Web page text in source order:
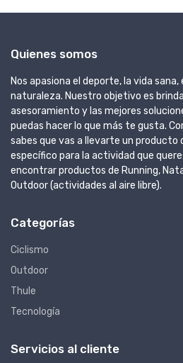
Quienes somos
Nos apasiona el deporte, la vida
naturaleza. Nuestro objetivo es
asesoramiento y las mejores
puedas hacer lo que más te gusta.
sabes que vas a llevarte un producto
específico para la actividad que
encontrar productos de Running,
Outdoor (actividades al aire libre).
Categorías
Ciclismo
Outdoor
Thule
Tecnología
Servicios al cliente